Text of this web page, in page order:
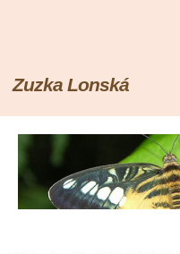
Zuzka Lonská